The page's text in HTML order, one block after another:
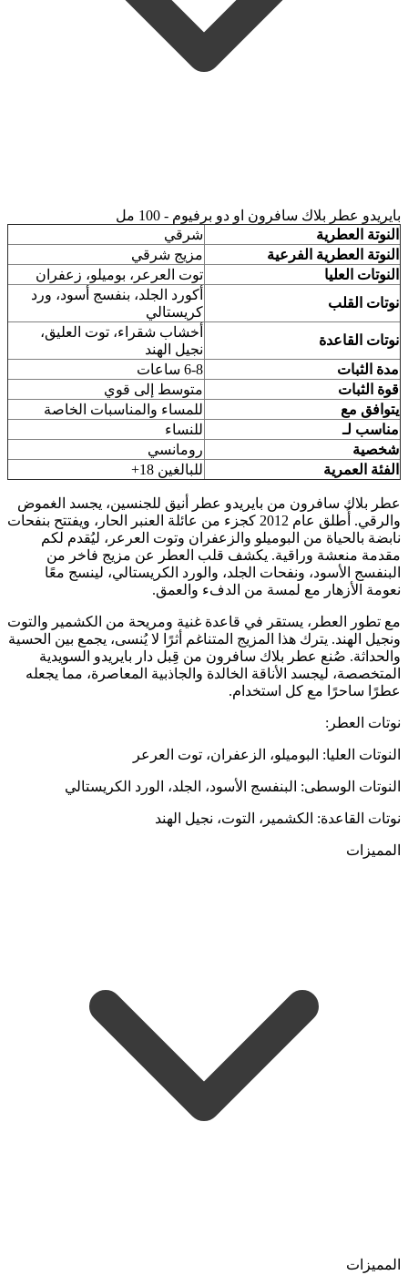
بايريدو عطر بلاك سافرون او دو برفيوم - 100 مل
النوتة العطرية
شرقي
النوتة العطرية الفرعية
مزيج شرقي
النوتات العليا
توت العرعر، بوميلو، زعفران
نوتات القلب
أكورد الجلد، بنفسج أسود، ورد
كريستالي
نوتات القاعدة
أخشاب شقراء، توت العليق،
نجيل الهند
مدة الثبات
6-8 ساعات
قوة الثبات
متوسط إلى قوي
يتوافق مع
للمساء والمناسبات الخاصة
مناسب لـ
للنساء
شخصية
رومانسي
الفئة العمرية
للبالغين 18+
عطر بلاك سافرون من بايريدو عطر أنيق للجنسين، يجسد الغموض
والرقي. أُطلق عام 2012 كجزء من عائلة العنبر الحار، ويفتتح بنفحات
نابضة بالحياة من البوميلو والزعفران وتوت العرعر، ليُقدم لكم
مقدمة منعشة وراقية. يكشف قلب العطر عن مزيج فاخر من
البنفسج الأسود، ونفحات الجلد، والورد الكريستالي، لينسج معًا
نعومة الأزهار مع لمسة من الدفء والعمق.
مع تطور العطر، يستقر في قاعدة غنية ومريحة من الكشمير والتوت
ونجيل الهند. يترك هذا المزيج المتناغم أثرًا لا يُنسى، يجمع بين الحسية
والحداثة. صُنع عطر بلاك سافرون من قِبل دار بايريدو السويدية
المتخصصة، ليجسد الأناقة الخالدة والجاذبية المعاصرة، مما يجعله
عطرًا ساحرًا مع كل استخدام.
نوتات العطر:
النوتات العليا: البوميلو، الزعفران، توت العرعر
النوتات الوسطى: البنفسج الأسود، الجلد، الورد الكريستالي
نوتات القاعدة: الكشمير، التوت، نجيل الهند
المميزات
المميزات